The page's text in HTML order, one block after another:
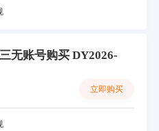
无账号购买 DY2026-
立即购买